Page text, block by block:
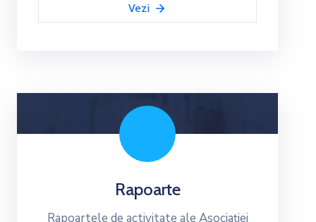
Vezi
Rapoarte
Rapoartele de activitate ale Asociației